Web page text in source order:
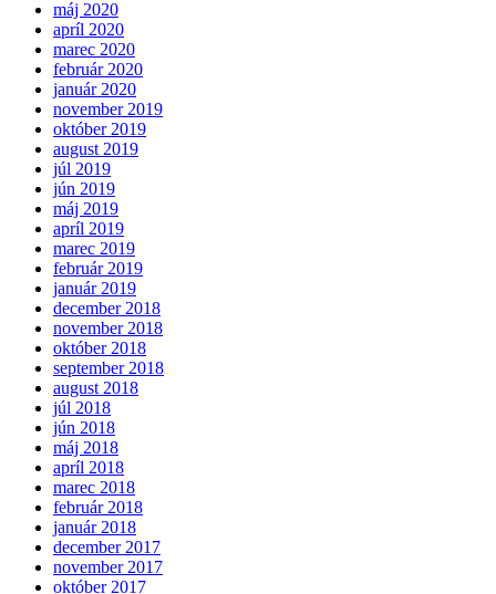
máj 2020
apríl 2020
marec 2020
február 2020
január 2020
november 2019
október 2019
august 2019
júl 2019
jún 2019
máj 2019
apríl 2019
marec 2019
február 2019
január 2019
december 2018
november 2018
október 2018
september 2018
august 2018
júl 2018
jún 2018
máj 2018
apríl 2018
marec 2018
február 2018
január 2018
december 2017
november 2017
október 2017